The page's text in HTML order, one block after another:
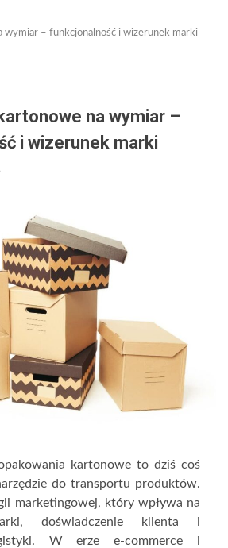
wymiar – funkcjonalność i wizerunek marki
na wymiar –
i wizerunek marki
kartonowe to dziś coś
do transportu produktów.
marketingowej, który wpływa na
doświadczenie klienta i
W erze e-commerce i